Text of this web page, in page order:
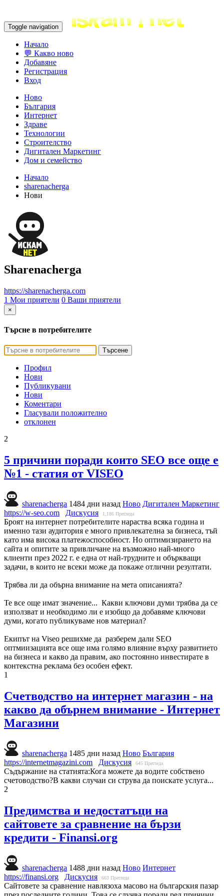
Toggle navigation
Начало
💬 Какво ново
Добавяне
Регистрация
Вход
Ново
България
Интернет
Здраве
Технологии
Строителство
Дигитален Маркетинг
Дом и семейство
Начало
sharenacherga
Нови
Sharenacherga
https://sharenacherga.com
1 Мои приятели 0 Ваши приятели
×
Търсне в потребителите
Търсене
Профил
Нови
Публикувани
Нови
Коментари
Гласували положително
отклонен
2
5 причини поради които SEO все още е
№1 - статия от VISEO
sharenacherga 1484 дни назад Ново Дигитален Маркетинг
https://w-seo.com
Дискусия 1,186 Прегледа
Броят на интернет потребителите нараства всяка година и
именно тази аудитория е много привлекателна за бизнеса, тъй
като има висока платежоспособност. Но оптимизирането на
сайта и опитите за привличане на възможно най-много
клиенти през 2022 г. е една от най-трудните и объркващи
задачи, в които не всеки може да покаже отлични резултати.
Трябва ли да обърна внимание на мета описанията?
Те все още имат значение... Какви ключови думи трябва да се
използват и необходимо ли е изобщо да добавяме ключови
думи, когато публикуваме нов материал?
Екипът на Viseo решихме да разберем дали SEO
оптмиизацията все още има голямо влияние върху развитието
на бизнеса и какво да правим, ако постоянно инвестирате в
контекстна реклама без особен ефект.
1
Счетводство на интернет магазин - на
какво да обърнем внимание - Интернет
Магазини
sharenacherga 1485 дни назад Ново България
https://internetmagazini.com
Дискусия 645 Прегледа
Съдържание на статията:Кога можете да водите собствено
счетоводство?В какви случаи си струва да поискате услуга...
2
Предимства и недостатъци на
сайтовете за сравнение на бързи
кредити - Finansi.org
sharenacherga 1488 дни назад Ново Интернет
https://finansi.org
Дискусия 663 Прегледа
Сайтовете за сравнение навлязоха масово на българския пазар